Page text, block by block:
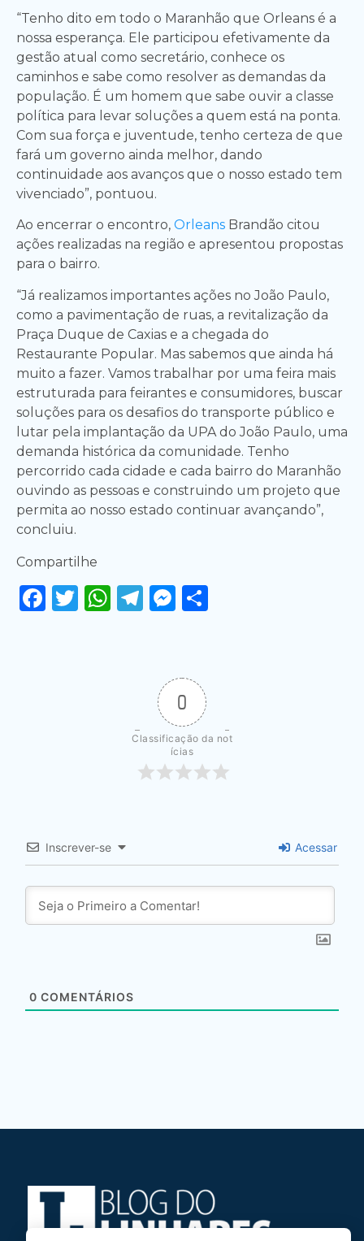
“Tenho dito em todo o Maranhão que Orleans é a
nossa esperança. Ele participou efetivamente da
gestão atual como secretário, conhece os
caminhos e sabe como resolver as demandas da
população. É um homem que sabe ouvir a classe
política para levar soluções a quem está na ponta.
Com sua força e juventude, tenho certeza de que
fará um governo ainda melhor, dando
continuidade aos avanços que o nosso estado tem
vivenciado”, pontuou.
Ao encerrar o encontro, Orleans Brandão citou
ações realizadas na região e apresentou propostas
para o bairro.
“Já realizamos importantes ações no João Paulo,
como a pavimentação de ruas, a revitalização da
Praça Duque de Caxias e a chegada do
Restaurante Popular. Mas sabemos que ainda há
muito a fazer. Vamos trabalhar por uma feira mais
estruturada para feirantes e consumidores, buscar
soluções para os desafios do transporte público e
lutar pela implantação da UPA do João Paulo, uma
demanda histórica da comunidade. Tenho
percorrido cada cidade e cada bairro do Maranhão
ouvindo as pessoas e construindo um projeto que
permita ao nosso estado continuar avançando”,
concluiu.
Compartilhe
Facebook
Twitter
WhatsApp
Telegram
Messenger
0
Classificação da not
ícias
Inscrever-se Acessar
0 COMENTÁRIOS